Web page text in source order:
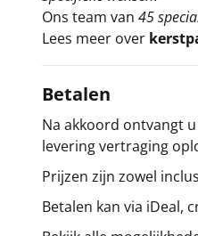
Ons team van 45
Lees meer over
Betalen
Na akkoord ontvangt
levering vertraging
Prijzen zijn zowel
Betalen kan via iDeal,